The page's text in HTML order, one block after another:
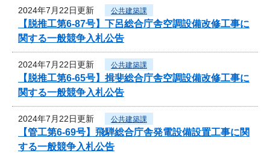
2024年7月22日更新 公共建築課
【脱推工第6-87号】下呂総合庁舎空調設備改修工事に
関する一般競争入札公告
2024年7月22日更新 公共建築課
【脱推工第6-65号】揖斐総合庁舎空調設備改修工事に
関する一般競争入札公告
2024年7月22日更新 公共建築課
【管工第6-69号】飛騨総合庁舎発電設備設置工事に関
する一般競争入札公告